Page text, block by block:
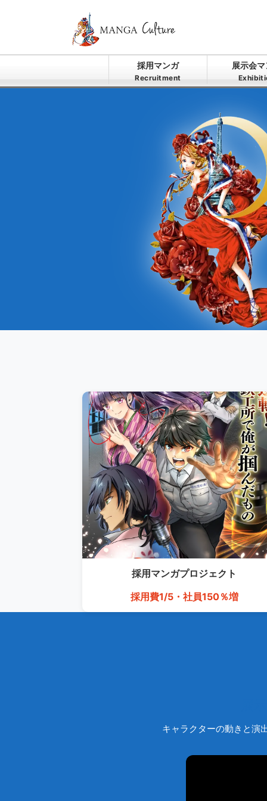
採用マンガ
Recruitment
展示会
採用マンガプロジェクト
採用費1/5・社員150％増
キャラクターの動きと演